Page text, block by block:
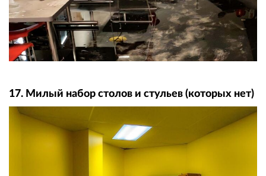
17. Милый набор столов и стульев (которых нет)